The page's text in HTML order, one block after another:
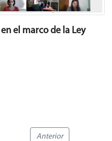
el marco de la Ley
Anterior